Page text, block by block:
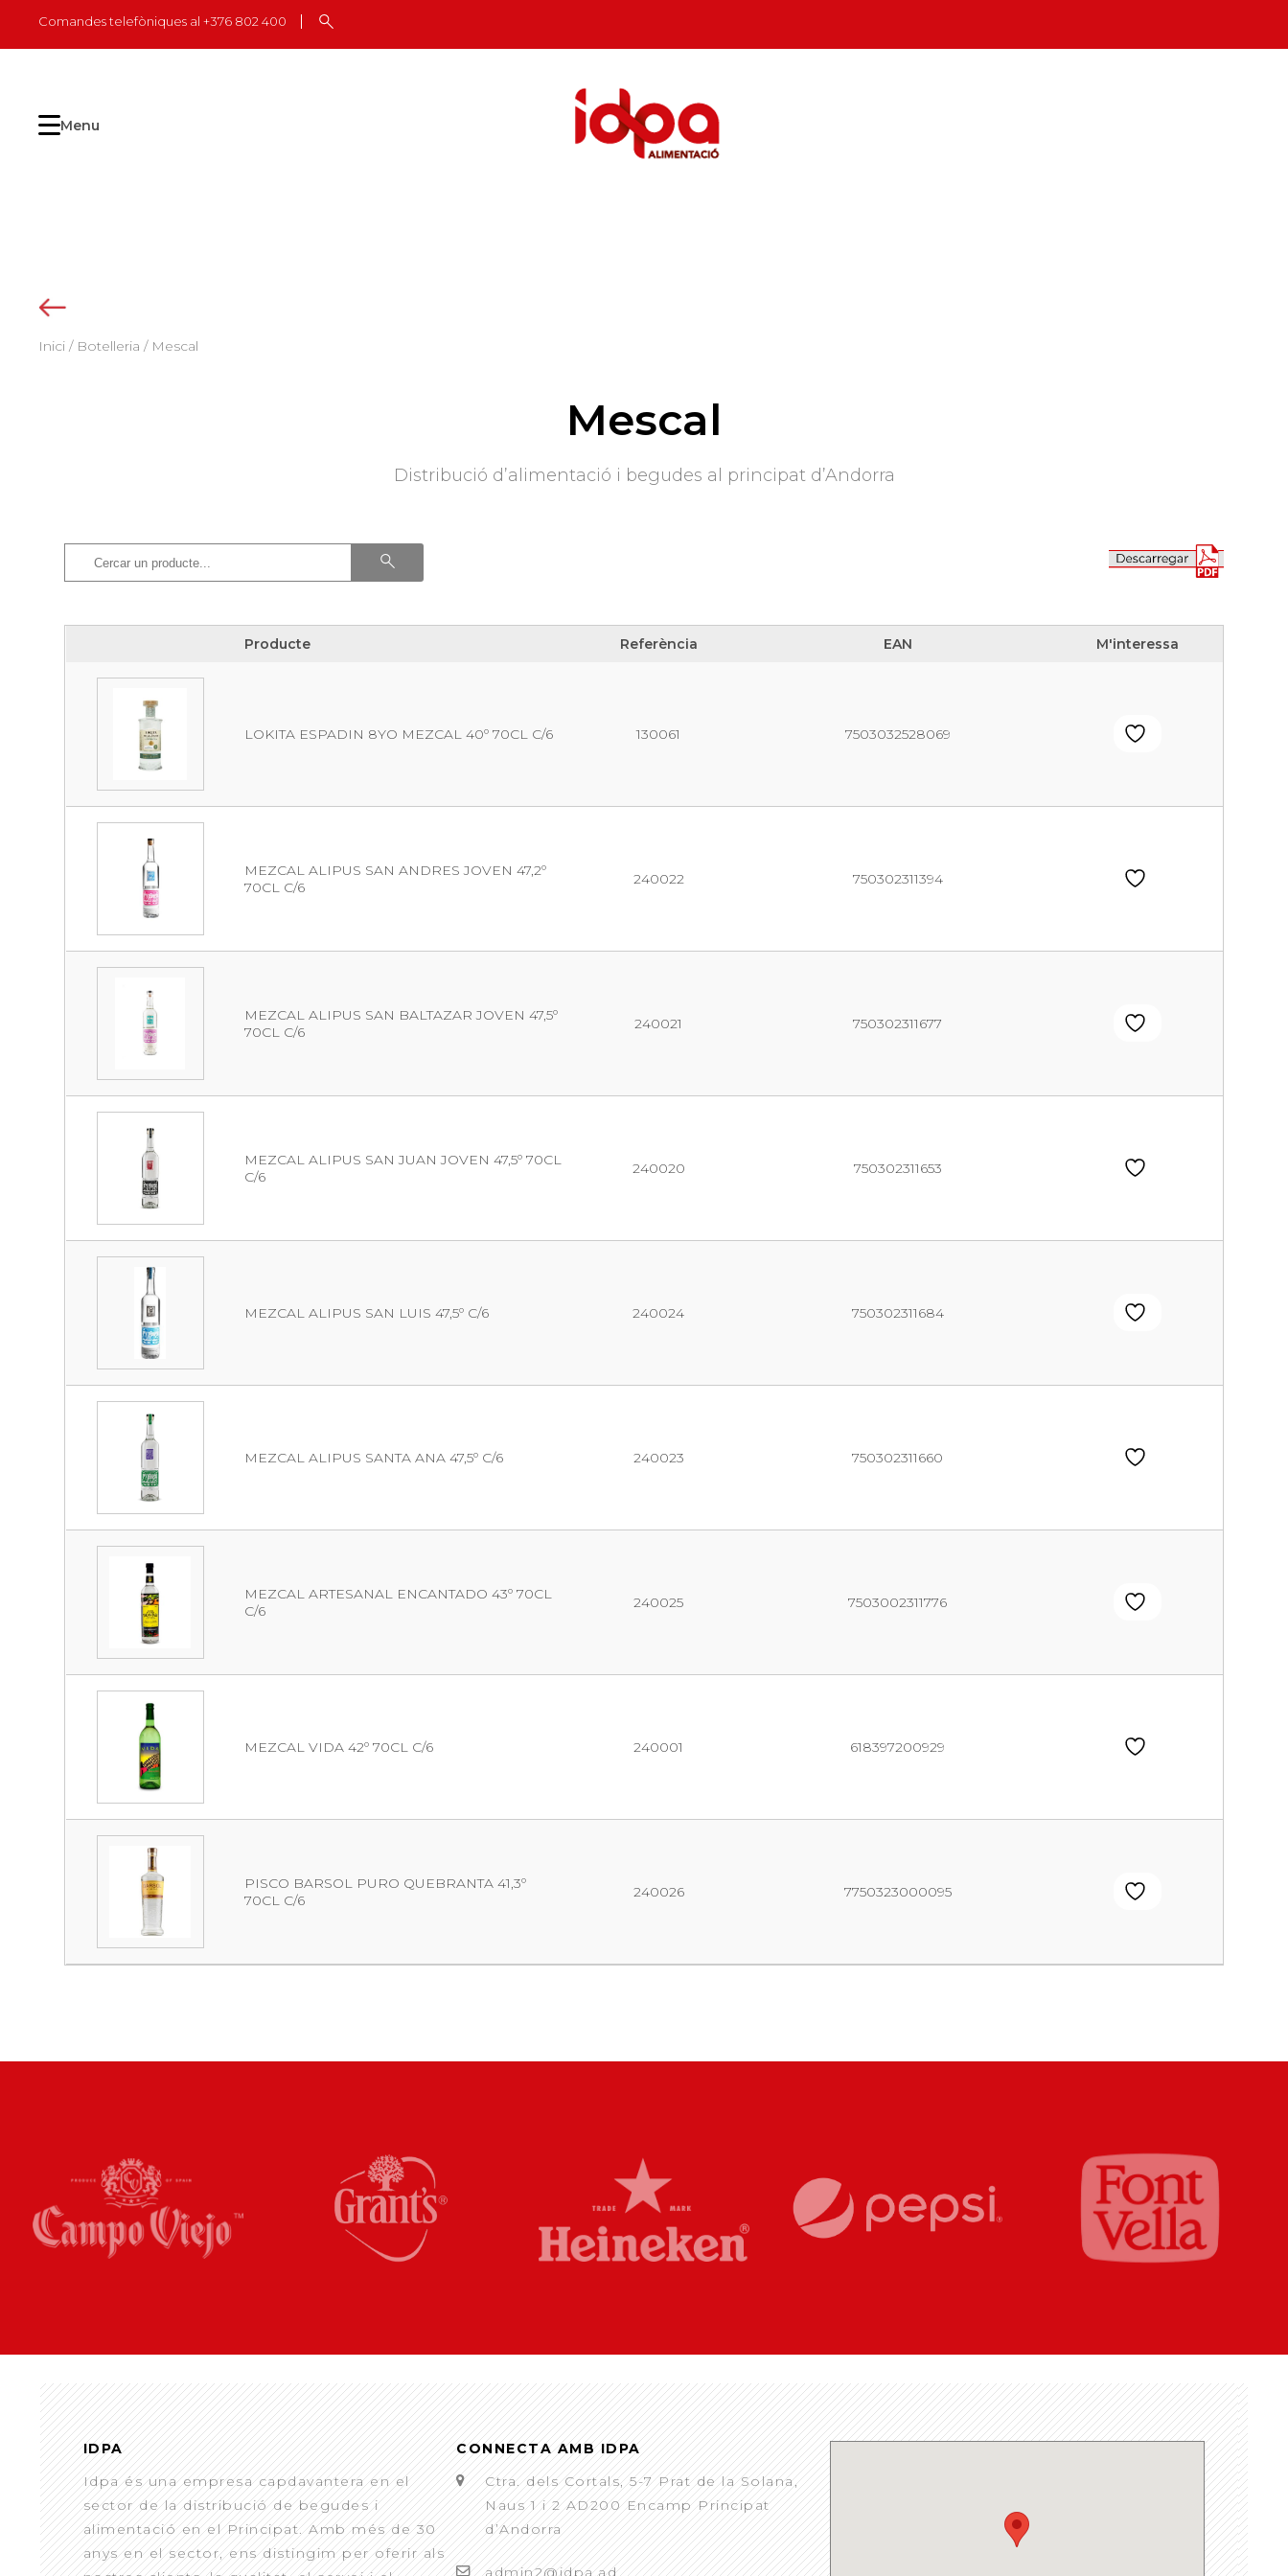
content
Comandes telefòniques al +376 802 400
Menu
Inici / Botelleria / Mescal
Mescal
Distribució d’alimentació i begudes al principat d’Andorra
Producte Referència EAN
M'interessa
LOKITA ESPADIN 8YO MEZCAL 40º 70CL C/6 130061 7503032528069
MEZCAL ALIPUS SAN ANDRES JOVEN 47,2º
70CL C/6
240022 750302311394
MEZCAL ALIPUS SAN BALTAZAR JOVEN 47,5º
70CL C/6
240021 750302311677
MEZCAL ALIPUS SAN JUAN JOVEN 47,5º 70CL
C/6
240020 750302311653
MEZCAL ALIPUS SAN LUIS 47,5º C/6 240024 750302311684
MEZCAL ALIPUS SANTA ANA 47,5º C/6 240023 750302311660
MEZCAL ARTESANAL ENCANTADO 43º 70CL
C/6
240025 7503002311776
MEZCAL VIDA 42º 70CL C/6 240001 618397200929
PISCO BARSOL PURO QUEBRANTA 41,3º
70CL C/6
240026 7750323000095
IDPA
Idpa és una empresa capdavantera en el
sector de la distribució de begudes i
alimentació en el Principat. Amb més de 30
anys en el sector, ens distingim per oferir als
CONNECTA AMB IDPA
Ctra. dels Cortals, 5-7 Prat de la Solana,
Naus 1 i 2 AD200 Encamp Principat
d’Andorra
admin2@idpa.ad